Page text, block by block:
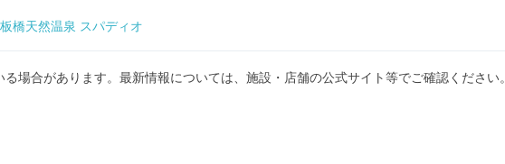
板橋天然温泉 スパディオ
場合があります。最新情報については、施設・店舗の公式サイト等でご確認ください。